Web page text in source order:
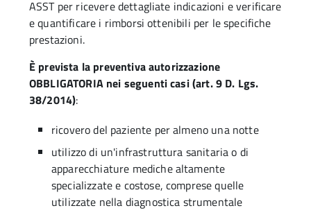
ASST per ricevere dettagliate indicazioni e verificare
e quantificare i rimborsi ottenibili per le specifiche
prestazioni.
È prevista la preventiva autorizzazione
OBBLIGATORIA nei seguenti casi (art. 9 D. Lgs.
38/2014):
ricovero del paziente per almeno una notte
utilizzo di un'infrastruttura sanitaria o di
apparecchiature mediche altamente
specializzate e costose, comprese quelle
utilizzate nella diagnostica strumentale